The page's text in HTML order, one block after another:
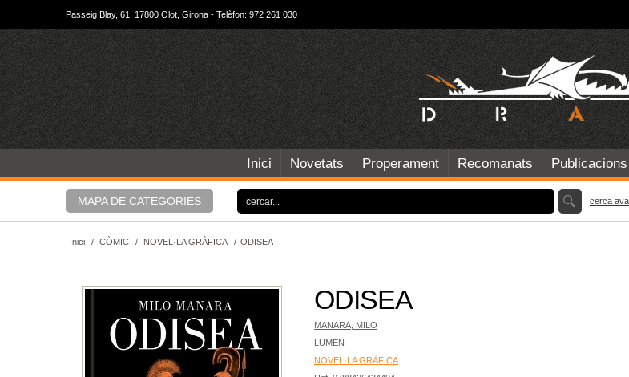
Passeig Blay, 61, 17800 Olot, Girona - Telèfon: 972 261 030
Inici Novetats Properament Recomanats
MAPA DE CATEGORIES cerca
Inici / CÒMIC / NOVEL·LA GRÀFICA / ODISEA
ODISEA
MANARA, MILO
LUMEN
NOVEL·LA GRÀFICA